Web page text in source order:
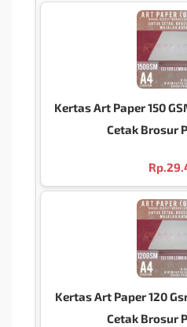
Kertas Art Paper 150
Cetak Brosur
Rp.
Kertas Art Paper 120
Cetak Brosur